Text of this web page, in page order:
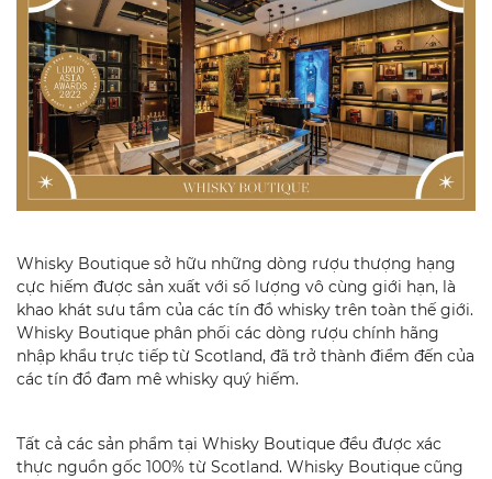
Whisky Boutique sở hữu những dòng rượu thượng hạng
cực hiếm được sản xuất với số lượng vô cùng giới hạn, là
khao khát sưu tầm của các tín đồ whisky trên toàn thế giới.
Whisky Boutique phân phối các dòng rượu chính hãng
nhập khẩu trực tiếp từ Scotland, đã trở thành điểm đến của
các tín đồ đam mê whisky quý hiếm.
Tất cả các sản phẩm tại Whisky Boutique đều được xác
thực nguồn gốc 100% từ Scotland. Whisky Boutique cũng